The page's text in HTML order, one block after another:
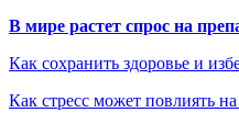
В мире растет спрос на
Как сохранить здоровье и
Как стресс может повлиять